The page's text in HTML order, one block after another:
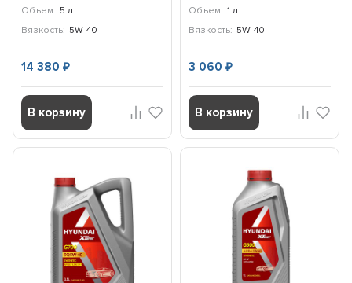
Объем: 5 л
Вязкость: 5W-40
14 380₽
В корзину
Объем: 1 л
Вязкость: 5W-40
3 060 ₽
В корзину